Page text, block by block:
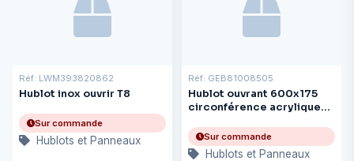
Réf: LWM393820862
Hublot inox ouvrir T8
Sur commande
Hublots et Panneaux
Réf: GEB81008505
Hublot ouvrant 600x175
circonférence acrylique
Sur commande
Hublots et Panneaux